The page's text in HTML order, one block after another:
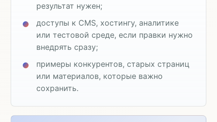
результат нужен;
доступы к CMS, хостингу, аналитике
или тестовой среде, если правки нужно
внедрять сразу;
примеры конкурентов, старых страниц
или материалов, которые важно
сохранить.